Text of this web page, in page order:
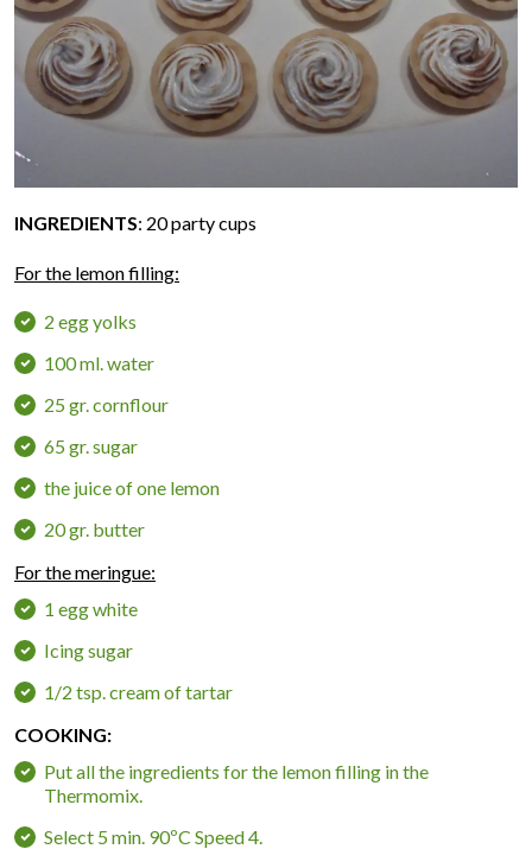
INGREDIENTS: 20 party cups
For the lemon filling:
2 egg yolks
100 ml. water
25 gr. cornflour
65 gr. sugar
the juice of one lemon
20 gr. butter
For the meringue:
1 egg white
Icing sugar
1/2 tsp. cream of tartar
COOKING:
Put all the ingredients for the lemon filling in the
Thermomix.
Select 5 min. 90ºC Speed 4.